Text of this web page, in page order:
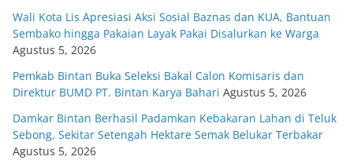
Wali Kota Lis Apresiasi Aksi Sosial Baznas dan KUA, Bantuan
Sembako hingga Pakaian Layak Pakai Disalurkan ke Warga
Agustus 5, 2026
Pemkab Bintan Buka Seleksi Bakal Calon Komisaris dan
Direktur BUMD PT. Bintan Karya Bahari Agustus 5, 2026
Damkar Bintan Berhasil Padamkan Kebakaran Lahan di Teluk
Sebong, Sekitar Setengah Hektare Semak Belukar Terbakar
Agustus 5, 2026